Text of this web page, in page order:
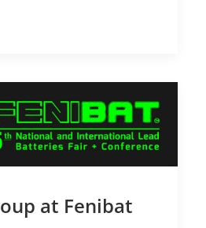
at Fenibat